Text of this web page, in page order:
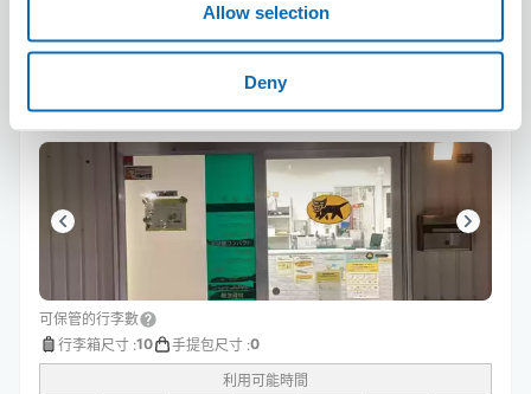
Allow selection
Deny
Tyuuousijyou Center
从Nijyuyonken站步行3分钟。
本日營業時間: 08:00〜20:00
可保管的行李數
行李箱尺寸 :10 手提包尺寸 :0
利用可能時間